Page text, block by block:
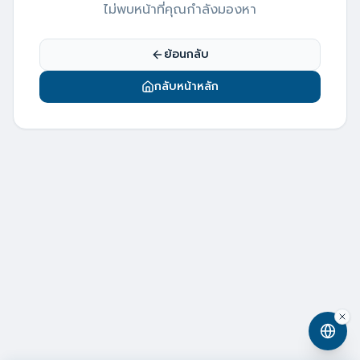
ไม่พบหน้าที่คุณกำลังมองหา
ย้อนกลับ
กลับหน้าหลัก